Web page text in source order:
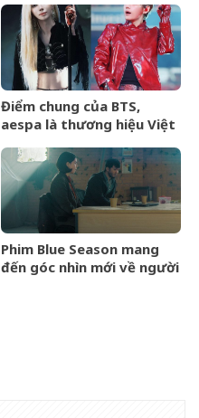
Điểm chung của BTS,
aespa là thương hiệu Việt
Phim Blue Season mang
đến góc nhìn mới về người